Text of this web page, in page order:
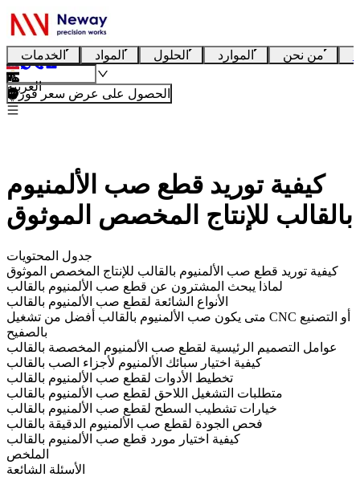
الخدمات المواد الحلول الموارد من نحن
العربية
الحصول على عرض سعر فوري
كيفية توريد قطع صب الألمنيوم
بالقالب للإنتاج المخصص الموثوق
جدول المحتويات
كيفية توريد قطع صب الألمنيوم بالقالب للإنتاج المخصص الموثوق
لماذا يبحث المشترون عن قطع صب الألمنيوم بالقالب
الأنواع الشائعة لقطع صب الألمنيوم بالقالب
متى يكون صب الألمنيوم بالقالب أفضل من تشغيل CNC أو التصنيع
بالصفيح
عوامل التصميم الرئيسية لقطع صب الألمنيوم المخصصة بالقالب
كيفية اختيار سبائك الألمنيوم لأجزاء الصب بالقالب
تخطيط الأدوات لقطع صب الألمنيوم بالقالب
متطلبات التشغيل اللاحق لقطع صب الألمنيوم بالقالب
خيارات تشطيب السطح لقطع صب الألمنيوم بالقالب
فحص الجودة لقطع صب الألمنيوم الدقيقة بالقالب
كيفية اختيار مورد قطع صب الألمنيوم بالقالب
الملخص
الأسئلة الشائعة